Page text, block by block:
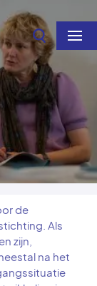
de
Als
zijn,
na het